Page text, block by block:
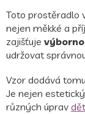
Toto prostěradlo
nejen měkké a
zajišťuje
udržovat
Vzor dodává
Je nejen
různých úprav